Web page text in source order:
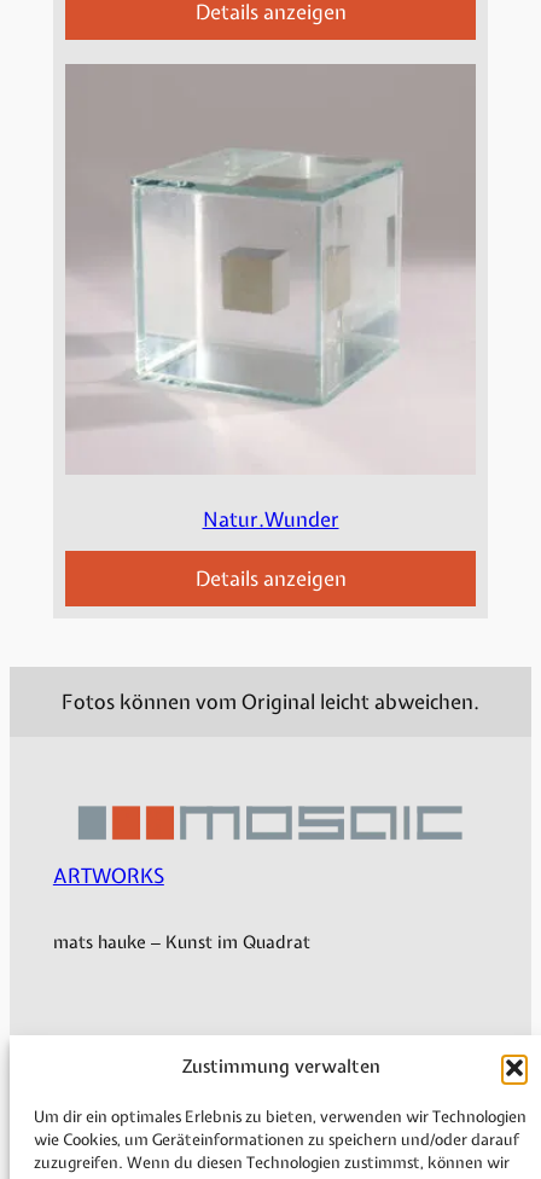
Zustimmung verwalten
Um dir ein optimales Erlebnis zu bieten, verwenden wir Technologien
wie Cookies, um Geräteinformationen zu speichern und/oder darauf
zuzugreifen. Wenn du diesen Technologien zustimmst, können wir
Details anzeigen
Natur.Wunder
Details anzeigen
Fotos können vom Original leicht abweichen.
ARTWORKS
mats hauke – Kunst im Quadrat
Mein Konto
Versand & Lieferung
Zahlungsweisen
Widerruf
Rechtliche Informationen